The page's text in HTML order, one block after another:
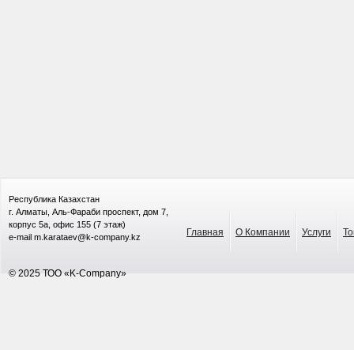
Республика Казахстан
г. Алматы, Аль-Фараби проспект, дом 7,
корпус 5а, офис 155 (7 этаж)
e-mail m.karataev@k-company.kz
© 2025 ТОО «K-Company»
Главная О Компании Услуги